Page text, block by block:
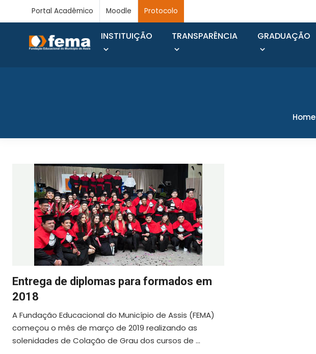
Portal Acadêmico Moodle Protocolo
INSTITUIÇÃO TRANSPARÊNCIA GRADUAÇÃO
Home
Entrega de diplomas para formados em
2018
A Fundação Educacional do Município de Assis (FEMA)
começou o mês de março de 2019 realizando as
solenidades de Colação de Grau dos cursos de ...